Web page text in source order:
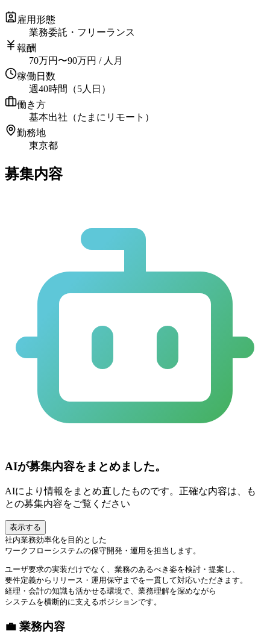
雇用形態
業務委託・フリーランス
報酬
70万円 〜90万円 / 人月
稼働日数
週40時間（5人日）
働き方
基本出社（たまにリモート）
勤務地
東京都
募集内容
AIが募集内容をまとめました。
AIにより情報をまとめ直したものです。正確な内容は、も
との募集内容をご覧ください
表示する
社内業務効率化を目的とした
ワークフローシステムの保守開発・運用を担当します。
ユーザ要求の実装だけでなく、業務のあるべき姿を検討・提案し、
要件定義からリリース・運用保守までを一貫して対応いただきます。
経理・会計の知識も活かせる環境で、業務理解を深めながら
システムを横断的に支えるポジションです。
💼 業務内容